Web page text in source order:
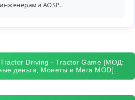
AOSP.
Driving - Tractor Game [МОД:
деньги, Монеты и Мега MOD]